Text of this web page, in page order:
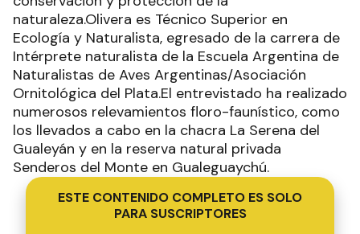
ESTE CONTENIDO COMPLETO ES SOLO
PARA SUSCRIPTORES